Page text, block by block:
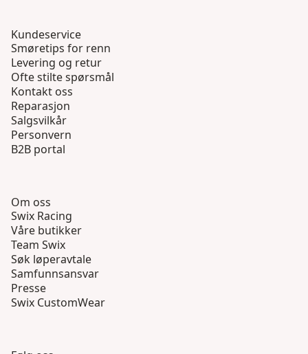
Kundeservice
Smøretips for renn
Levering og retur
Ofte stilte spørsmål
Kontakt oss
Reparasjon
Salgsvilkår
Personvern
B2B portal
Om oss
Swix Racing
Våre butikker
Team Swix
Søk løperavtale
Samfunnsansvar
Presse
Swix CustomWear